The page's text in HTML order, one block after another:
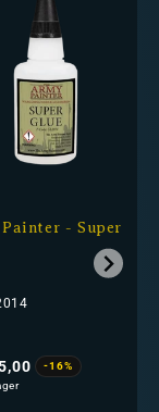
- Super
-16%